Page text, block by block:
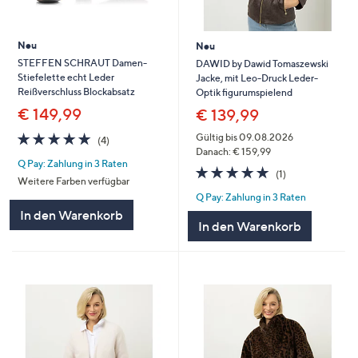
Neu
STEFFEN SCHRAUT Damen-
Stiefelette echt Leder
Reißverschluss Blockabsatz
€ 149,99
5.0
von
5
(4)4
Q Pay: Zahlung in 3 Raten
Weitere Farben verfügbar
In den Warenkorb
Neu
DAWID by Dawid Tomaszewski
Jacke, mit Leo-Druck Leder-
Optik figurumspielend
€ 139,99
Gültig bis 09.08.2026
Danach: € 159,99
5.0
von
5
(1)1
Q Pay: Zahlung in 3 Raten
In den Warenkorb